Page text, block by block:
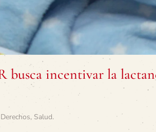
busca incentivar la
Derechos, Salud.